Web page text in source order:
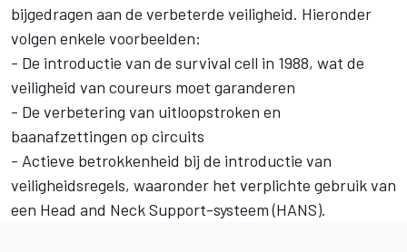
bijgedragen aan de verbeterde veiligheid. Hieronder
volgen enkele voorbeelden:
- De introductie van de survival cell in 1988, wat de
veiligheid van coureurs moet garanderen
- De verbetering van uitloopstroken en
baanafzettingen op circuits
- Actieve betrokkenheid bij de introductie van
veiligheidsregels, waaronder het verplichte gebruik van
een Head and Neck Support-systeem (HANS).